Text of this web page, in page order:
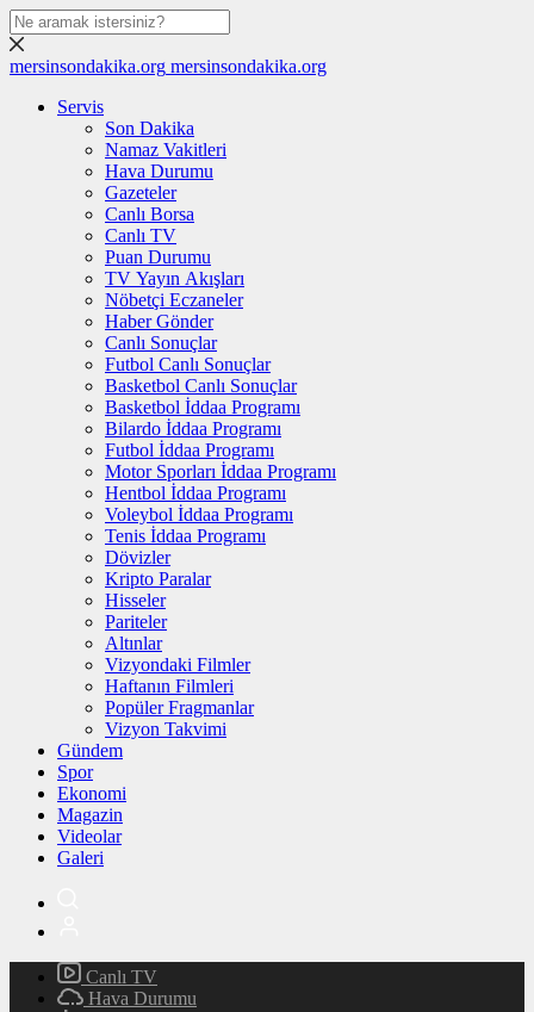
mersinsondakika.org mersinsondakika.org
Servis
Son Dakika
Namaz Vakitleri
Hava Durumu
Gazeteler
Canlı Borsa
Canlı TV
Puan Durumu
TV Yayın Akışları
Nöbetçi Eczaneler
Haber Gönder
Canlı Sonuçlar
Futbol Canlı Sonuçlar
Basketbol Canlı Sonuçlar
Basketbol İddaa Programı
Bilardo İddaa Programı
Futbol İddaa Programı
Motor Sporları İddaa Programı
Hentbol İddaa Programı
Voleybol İddaa Programı
Tenis İddaa Programı
Dövizler
Kripto Paralar
Hisseler
Pariteler
Altınlar
Vizyondaki Filmler
Haftanın Filmleri
Popüler Fragmanlar
Vizyon Takvimi
Gündem
Spor
Ekonomi
Magazin
Videolar
Galeri
Canlı TV
Hava Durumu